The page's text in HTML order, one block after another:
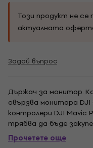
Този продукт не
актуалната
Задай въпрос
Държач за монитор.
свързва монитора
контролери DJI Mavic
трябва да бъде
Комплектът включва:
Spark за
Прочетете още